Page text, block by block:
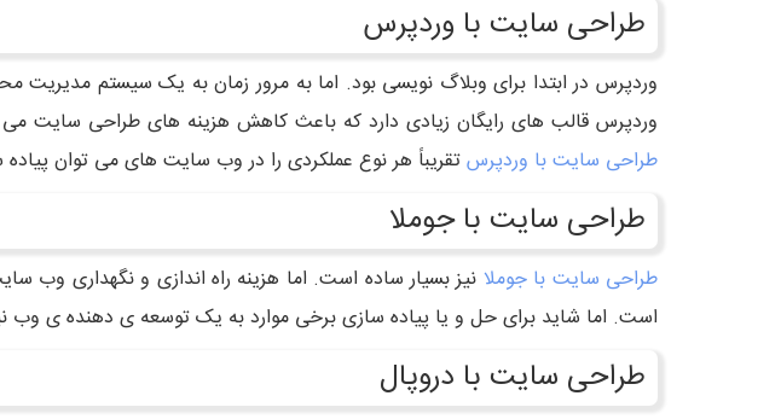
طراحی سایت با وردپرس
وردپرس در ابتدا برای وبلاگ نویسی بود. اما به مرور زمان به یک سیستم
وردپرس قالب های رایگان زیادی دارد که باعث کاهش هزینه های طراحی سایت می
طراحی سایت با وردپرستقریباً هر نوع عملکردی را در وب سایت های می توان
طراحی سایت با جوملا
طراحی سایت با جوملا نیز بسیار ساده است. اما هزینه راه اندازی و نگهداری
است. اما شاید برای حل و یا پیاده سازی برخی موارد به یک توسعه ی دهنده ی وب
طراحی سایت با دروپال